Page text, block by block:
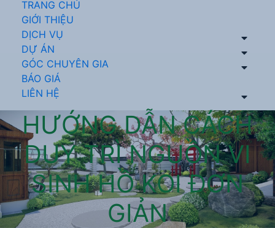
TRANG CHỦ
GIỚI THIỆU
DỊCH VỤ
DỰ ÁN
GÓC CHUYÊN GIA
BÁO GIÁ
LIÊN HỆ
HƯỚNG DẪN CÁCH
DUY TRÌ NGUỒN VI
SINH HỒ KOI ĐƠN
GIẢN